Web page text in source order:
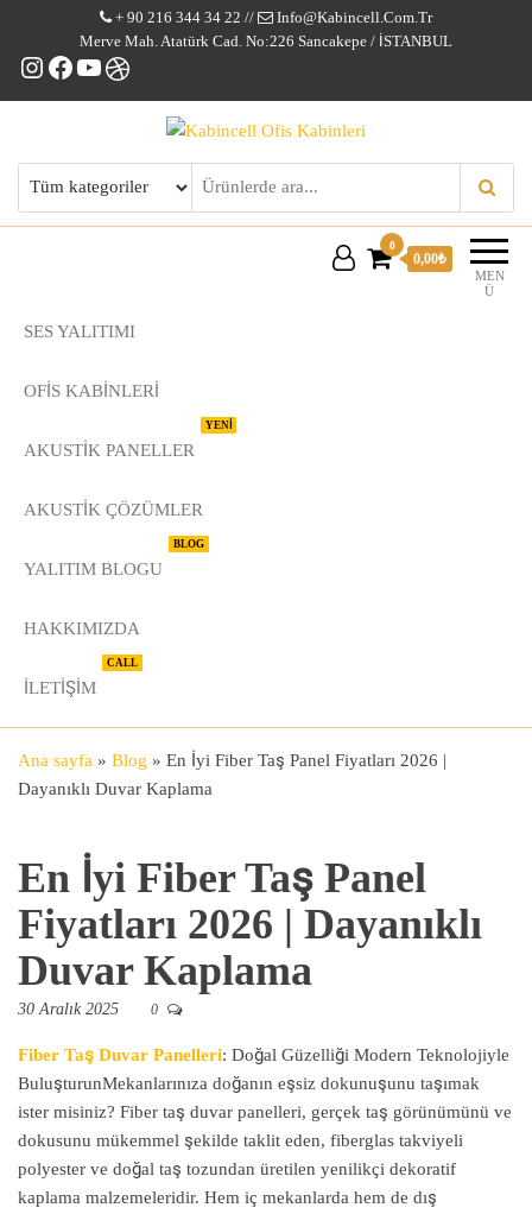
+ 90 216 344 34 22 //
Info@kabincell.com.tr
Merve Mah. Atatürk Cad. No:226 Sancakepe / İSTANBUL
Instagram
Facebook
YouTube
Dribbble
Kabincell Ofis Kabinleri
MEN
Ü
0
0,00₺
SES YALITIMI
OFİS KABİNLERİ
AKUSTİK PANELLER
YENİ
AKUSTIK ÇÖZÜMLER
YALITIM BLOGU
BLOG
HAKKIMIZDA
İLETIŞIM
CALL
Ana sayfa » Blog » En İyi Fiber Taş Panel Fiyatları 2026 |
Dayanıklı Duvar Kaplama
En İyi Fiber Taş Panel
Fiyatları 2026 | Dayanıklı
Duvar Kaplama
30 Aralık 2025 0
Fiber Taş Duvar Panelleri: Doğal Güzelliği Modern Teknolojiyle
BuluşturunMekanlarınıza doğanın eşsiz dokunuşunu taşımak
ister misiniz? Fiber taş duvar panelleri, gerçek taş görünümünü ve
dokusunu mükemmel şekilde taklit eden, fiberglas takviyeli
polyester ve doğal taş tozundan üretilen yenilikçi dekoratif
kaplama malzemeleridir. Hem iç mekanlarda hem de dış